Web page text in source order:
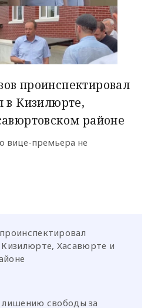
проинспектировал
в Кизилюрте,
районе
вице-премьера не
Хасавюрте и
свободы за